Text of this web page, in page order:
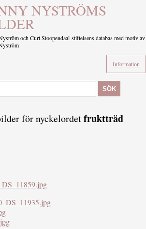
NYSTRÖMS
och Curt Stoopendaal-stiftelsens databas med motiv av
Information
SÖK
för nyckelordetfruktträd